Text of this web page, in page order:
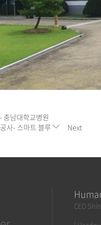
충남대학교병원
사- 스마트 블루
Next
CEO